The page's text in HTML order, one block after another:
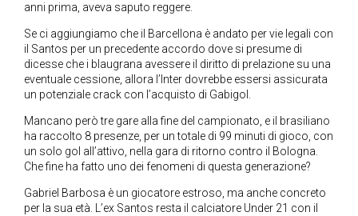
anni prima, aveva saputo reggere.
Se ci aggiungiamo che il Barcellona è andato per vie legali con
il Santos per un precedente accordo dove si presume di
dicesse che i blaugrana avessere il diritto di prelazione su una
eventuale cessione, allora l’Inter dovrebbe essersi assicurata
un potenziale crack con l’acquisto di Gabigol.
Mancano però tre gare alla fine del campionato, e il brasiliano
ha raccolto 8 presenze, per un totale di 99 minuti di gioco, con
un solo gol all’attivo, nella gara di ritorno contro il Bologna.
Che fine ha fatto uno dei fenomeni di questa generazione?
Gabriel Barbosa è un giocatore estroso, ma anche concreto
per la sua età. L’ex Santos resta il calciatore Under 21 con il